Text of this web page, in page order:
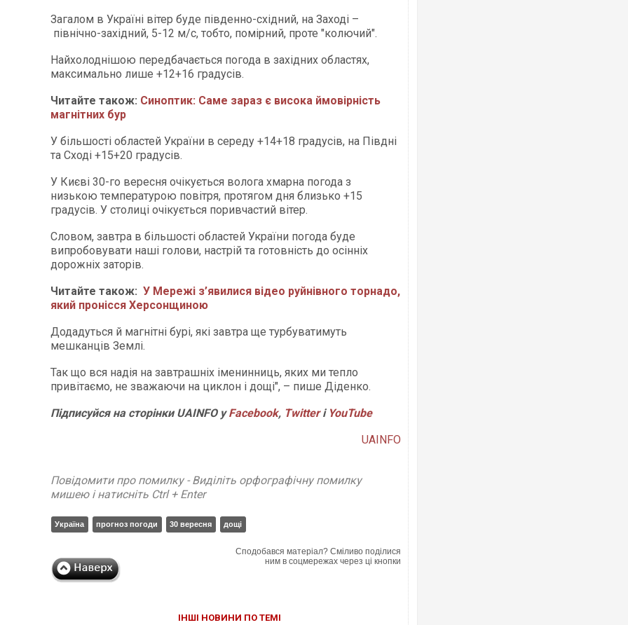
Загалом в Україні вітер буде південно-східний, на Заході –
північно-західний, 5-12 м/с, тобто, помірний, проте "колючий".
Найхолоднішою передбачається погода в західних областях,
максимально лише +12+16 градусів.
Читайте також: Синоптик: Саме зараз є висока ймовірність
магнітних бур
У більшості областей України в середу +14+18 градусів, на Півдні
та Сході +15+20 градусів.
У Києві 30-го вересня очікується волога хмарна погода з
низькою температурою повітря, протягом дня близько +15
градусів. У столиці очікується поривчастий вітер.
Словом, завтра в більшості областей України погода буде
випробовувати наші голови, настрій та готовність до осінніх
дорожніх заторів.
Читайте також: У Мережі з’явилися відео руйнівного торнадо,
який пронісся Херсонщиною
Додадуться й магнітні бурі, які завтра ще турбуватимуть
мешканців Землі.
Так що вся надія на завтрашніх іменинниць, яких ми тепло
привітаємо, не зважаючи на циклон і дощі", – пише Діденко.
Підписуйся на сторінки UAINFO уFacebook, Twitterі YouTube
UAINFO
Повідомити про помилку - Виділіть орфографічну помилку
мишею і натисніть Ctrl + Enter
Україна прогноз погоди 30 вересня дощі
Сподобався матеріал? Сміливо поділися
ним в соцмережах через ці кнопки
ІНШІ НОВИНИ ПО ТЕМІ